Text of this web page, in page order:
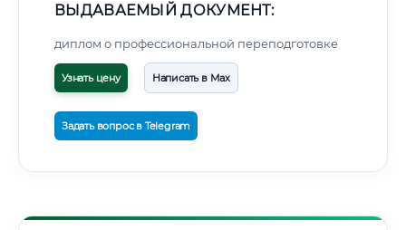
ВЫДАВАЕМЫЙ ДОКУМЕНТ:
диплом о профессиональной переподготовке
Узнать цену Написать в Max
Задать вопрос в Telegram